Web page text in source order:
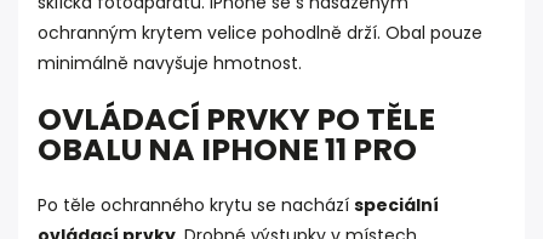
ochranným krytem velice pohodlně drží. Obal pouze
minimálně navyšuje hmotnost.
OVLÁDACÍ PRVKY PO TĚLE
OBALU NA IPHONE 11 PRO
Po těle ochranného krytu se nachází speciální